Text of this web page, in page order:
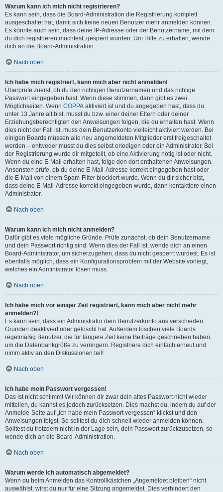
Warum kann ich mich nicht registrieren?
Es kann sein, dass die Board-Administration die Registrierung komplett
ausgeschaltet hat, damit sich keine neuen Benutzer mehr anmelden können.
Es könnte auch sein, dass deine IP-Adresse oder der Benutzername, mit dem
du dich registrieren möchtest, gesperrt wurden. Um Hilfe zu erhalten, wende
dich an die Board-Administration.
Nach oben
Ich habe mich registriert, kann mich aber nicht anmelden!
Überprüfe zuerst, ob du den richtigen Benutzernamen und das richtige
Passwort eingegeben hast. Wenn diese stimmen, dann gibt es zwei
Möglichkeiten. Wenn COPPA aktiviert ist und du angegeben hast, dass du
unter 13 Jahre alt bist, musst du bzw. einer deiner Eltern oder deiner
Erziehungsberechtigten den Anweisungen folgen, die du erhalten hast. Wenn
dies nicht der Fall ist, muss dein Benutzerkonto vielleicht aktiviert werden. Bei
einigen Boards müssen alle neu angemeldeten Mitglieder erst freigeschaltet
werden – entweder musst du dies selbst erledigen oder ein Administrator. Bei
der Registrierung wurde dir mitgeteilt, ob eine Aktivierung nötig ist oder nicht.
Wenn du eine E-Mail erhalten hast, folge den dort enthaltenen Anweisungen.
Ansonsten prüfe, ob du deine E-Mail-Adresse korrekt eingegeben hast oder
die E-Mail von einem Spam-Filter blockiert wurde. Wenn du dir sicher bist,
dass deine E-Mail-Adresse korrekt eingegeben wurde, dann kontaktiere einen
Administrator.
Nach oben
Warum kann ich mich nicht anmelden?
Dafür gibt es viele mögliche Gründe. Prüfe zunächst, ob dein Benutzername
und dein Passwort richtig sind. Wenn dies der Fall ist, wende dich an einen
Board-Administrator, um sicherzugehen, dass du nicht gesperrt wurdest. Es ist
ebenfalls möglich, dass ein Konfigurationsproblem mit der Website vorliegt,
welches ein Administrator lösen muss.
Nach oben
Ich habe mich vor einiger Zeit registriert, kann mich aber nicht mehr
anmelden?!
Es kann sein, dass ein Administrator dein Benutzerkonto aus verschieden
Gründen deaktiviert oder gelöscht hat. Außerdem löschen viele Boards
regelmäßig Benutzer, die für längere Zeit keine Beiträge geschrieben haben,
um die Datenbankgröße zu verringern. Registriere dich einfach erneut und
nimm aktiv an den Diskussionen teil!
Nach oben
Ich habe mein Passwort vergessen!
Das ist nicht schlimm! Wir können dir zwar dein altes Passwort nicht wieder
mitteilen, du kannst es jedoch zurücksetzen. Dies machst du, indem du auf der
Anmelde-Seite auf „Ich habe mein Passwort vergessen“ klickst und den
Anweisungen folgst. So solltest du dich schnell wieder anmelden können.
Solltest du trotzdem nicht in der Lage sein, dein Passwort zurückzusetzen, so
wende dich an die Board-Administration.
Nach oben
Warum werde ich automatisch abgemeldet?
Wenn du beim Anmelden das Kontrollkästchen „Angemeldet bleiben“ nicht
auswählst, wirst du nur für eine Sitzung angemeldet. Dies verhindert den